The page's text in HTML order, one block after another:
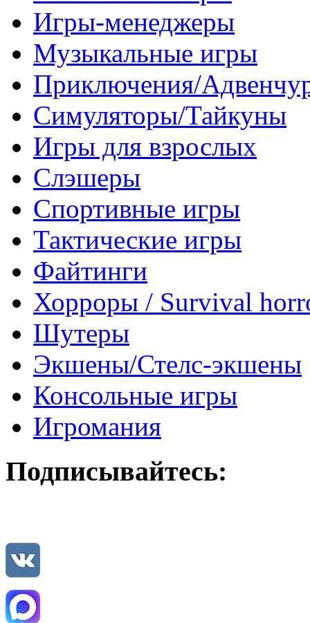
Игры-менеджеры
Музыкальные игры
Приключения/
Симуляторы/Тайкуны
Игры для взрослых
Слэшеры
Спортивные игры
Тактические игры
Файтинги
Хорроры / Survival
Шутеры
Экшены/Стелс-экшены
Консольные игры
Игромания
Подписывайтесь: